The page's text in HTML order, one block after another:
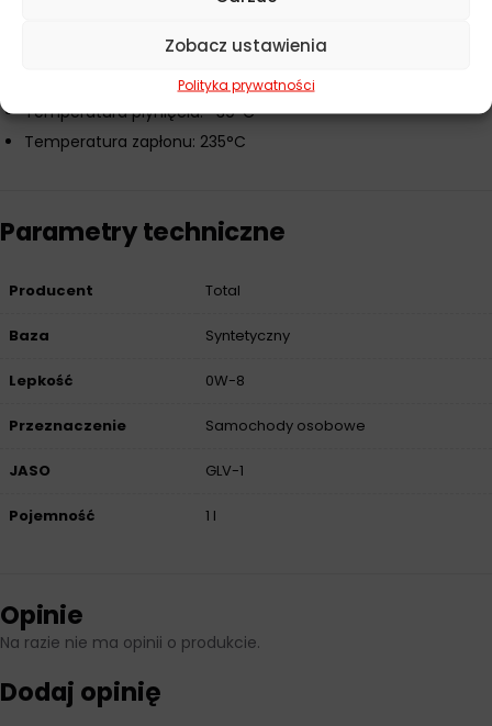
Zobacz ustawienia
Polityka prywatności
Gęstość w temperaturze 15°C: 844 kg/m³
Wskaźnik lepkości: 140
Temperatura płynięcia: -39°C
Temperatura zapłonu: 235°C
Parametry techniczne
Producent Total
Baza Syntetyczny
Lepkość 0W-8
Przeznaczenie Samochody osobowe
JASO GLV-1
Pojemność 1 l
Opinie
Na razie nie ma opinii o produkcie.
Dodaj opinię